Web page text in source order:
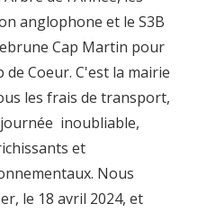
anglophone et le S3B
Cap Martin pour
Coeur. C'est la mairie
les frais de transport,
inoubliable,
et
Nous
le 18 avril 2024, et